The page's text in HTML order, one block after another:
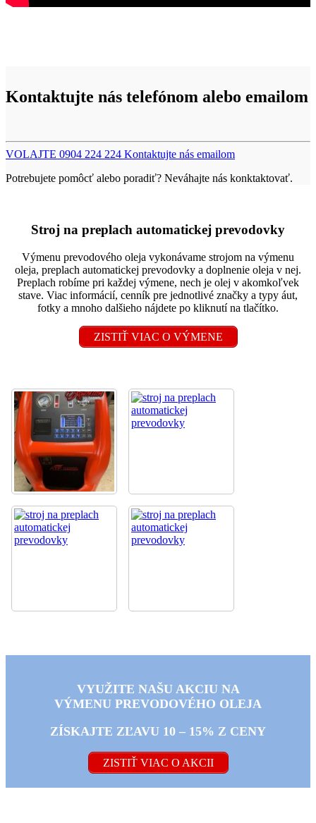
Kontaktujte nás telefónom alebo emailom
VOLAJTE 0904 224 224 Kontaktujte nás emailom
Potrebujete pomôcť alebo poradiť? Neváhajte nás konktaktovať.
Stroj na preplach automatickej prevodovky
Výmenu prevodového oleja vykonávame strojom na výmenu
oleja, preplach automatickej prevodovky a doplnenie oleja v nej.
Preplach robíme pri každej výmene, nech je olej v akomkoľvek
stave. Viac informácií, cenník pre jednotlivé značky a typy áut,
fotky a mnoho dalšieho nájdete po kliknutí na tlačítko.
ZISTIŤ VIAC O VÝMENE
VYUŽITE NAŠU AKCIU NA
VÝMENU PREVODOVÉHO OLEJA
ZÍSKAJTE ZĽAVU 10 – 15% Z CENY
ZISTIŤ VIAC O AKCII